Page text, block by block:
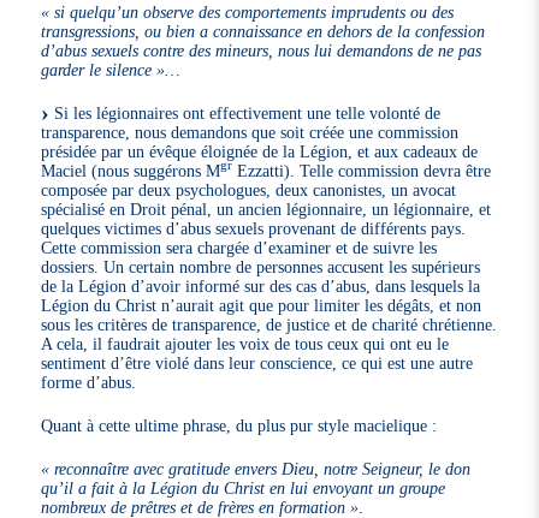
« si quelqu’un observe des comportements imprudents ou des
transgressions, ou bien a connaissance en dehors de la confession
d’abus sexuels contre des mineurs, nous lui demandons de ne pas
garder le silence »…
Si les légionnaires ont effectivement une telle volonté de
transparence, nous demandons que soit créée une commission
présidée par un évêque éloignée de la Légion, et aux cadeaux de
Maciel (nous suggérons Mgr Ezzatti). Telle commission devra être
composée par deux psychologues, deux canonistes, un avocat
spécialisé en Droit pénal, un ancien légionnaire, un légionnaire, et
quelques victimes d’abus sexuels provenant de différents pays.
Cette commission sera chargée d’examiner et de suivre les
dossiers. Un certain nombre de personnes accusent les supérieurs
de la Légion d’avoir informé sur des cas d’abus, dans lesquels la
Légion du Christ n’aurait agit que pour limiter les dégâts, et non
sous les critères de transparence, de justice et de charité chrétienne.
A cela, il faudrait ajouter les voix de tous ceux qui ont eu le
sentiment d’être violé dans leur conscience, ce qui est une autre
forme d’abus.
Quant à cette ultime phrase, du plus pur style macielique :
« reconnaître avec gratitude envers Dieu, notre Seigneur, le don
qu’il a fait à la Légion du Christ en lui envoyant un groupe
nombreux de prêtres et de frères en formation »